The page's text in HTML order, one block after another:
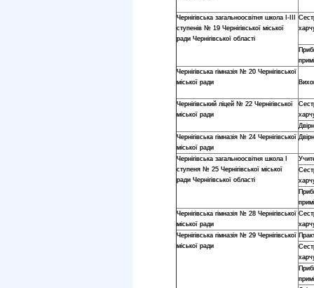
Чернігівська загальноосвітня школа І-ІІІ
ступенів № 19 Чернігівської міської
ради Чернігівської області
Чернігівська гімназія № 20 Чернігівської
міської ради
Чернігівський ліцей № 22 Чернігівської
міської ради
Чернігівська гімназія № 24 Чернігівської
міської ради
Чернігівська загальноосвітня школа І
ступеня № 25 Чернігівської міської
ради Чернігівської області
Чернігівська гімназія № 28 Чернігівської
міської ради
Чернігівська гімназія № 29 Чернігівської
міської ради